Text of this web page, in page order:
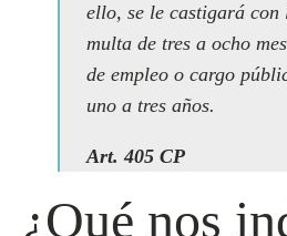
ello, se le castigará con
multa de tres a ocho
de empleo o cargo
uno a tres años.
Art. 405 CP
¿Qué nos